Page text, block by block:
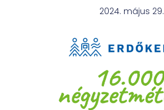
2024. május 29.